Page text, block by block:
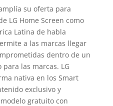
su oferta para
LG Home Screen como
Latina de habla
a las marcas llegar
dentro de un
las marcas. LG
nativa en los Smart
exclusivo y
gratuito con